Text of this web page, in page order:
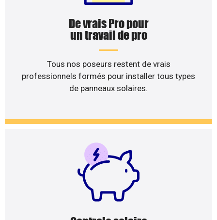
De vrais Pro pour
un travail de pro
Tous nos poseurs restent de vrais
professionnels formés pour installer tous types
de panneaux solaires.